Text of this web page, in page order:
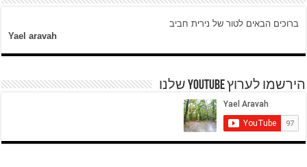
ברוכים הבאים לטור של נירית חביב
Yael aravah
הירשמו לערוץ YOUTUBE שלנו